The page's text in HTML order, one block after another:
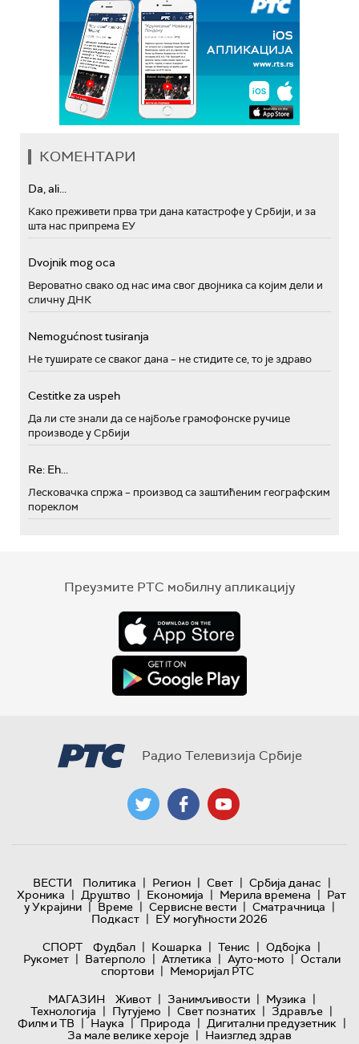
КОМЕНТАРИ
Da, ali...
Како преживети прва три дана катастрофе у Србији, и за
шта нас припрема ЕУ
Dvojnik mog oca
Вероватно свако од нас има свог двојника са којим дели и
сличну ДНК
Nemogućnost tusiranja
Не туширате се сваког дана – не стидите се, то је здраво
Cestitke za uspeh
Да ли сте знали да се најбоље грамофонске ручице
производе у Србији
Re: Eh...
Лесковачка спржа – производ са заштићеним географским
пореклом
Преузмите РТС мобилну апликацију
Радио Телевизија Србије
ВЕСТИ Политика | Регион | Свет | Србија данас |
Хроника | Друштво | Економија | Мерила времена | Рат
у Украјини | Време | Сервисне вести | Сматрачница |
Подкаст | ЕУ могућности 2026
СПОРТ
Фудбал | Кошарка | Тенис | Одбојка |
Рукомет | Ватерполо | Атлетика | Ауто-мото | Остали
спортови | Меморијал РТС
МАГАЗИН
Живот | Занимљивости | Музика |
Технологијa | Путујемо | Свет познатих | Здравље |
Филм и ТВ | Наука | Природа | Дигитални предузетник |
За мале велике хероје | Наизглед здрав